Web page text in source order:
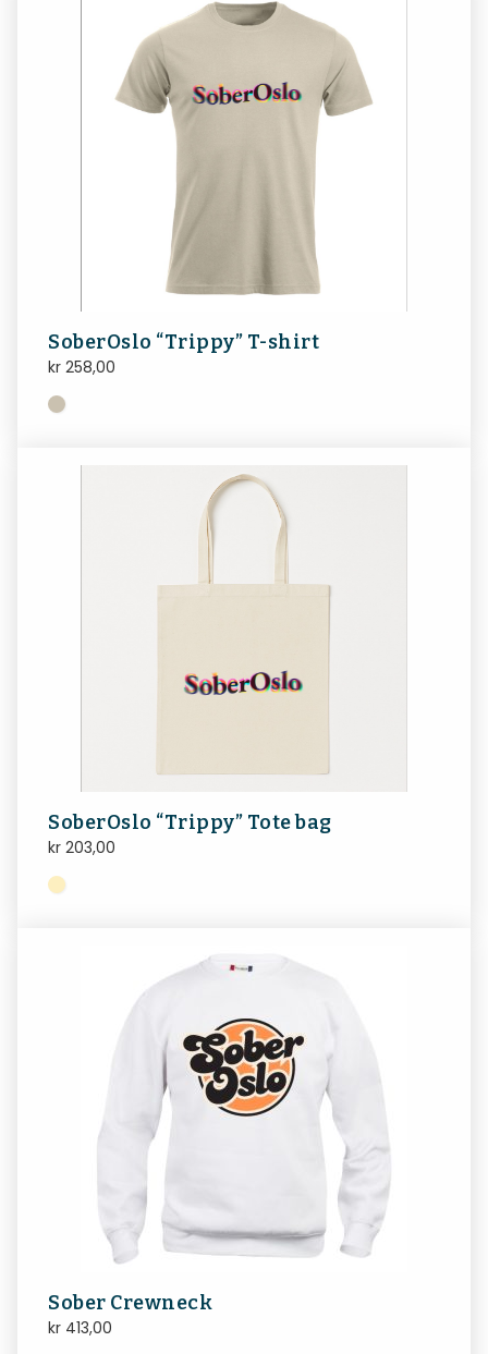
SoberOslo “Trippy” T-shirt
kr 258,00
SoberOslo “Trippy” Tote bag
kr 203,00
Sober Crewneck
kr 413,00